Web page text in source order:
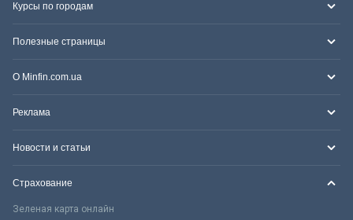
Курсы по городам
Полезные страницы
О Minfin.com.ua
Реклама
Новости и статьи
Страхование
Зеленая карта онлайн